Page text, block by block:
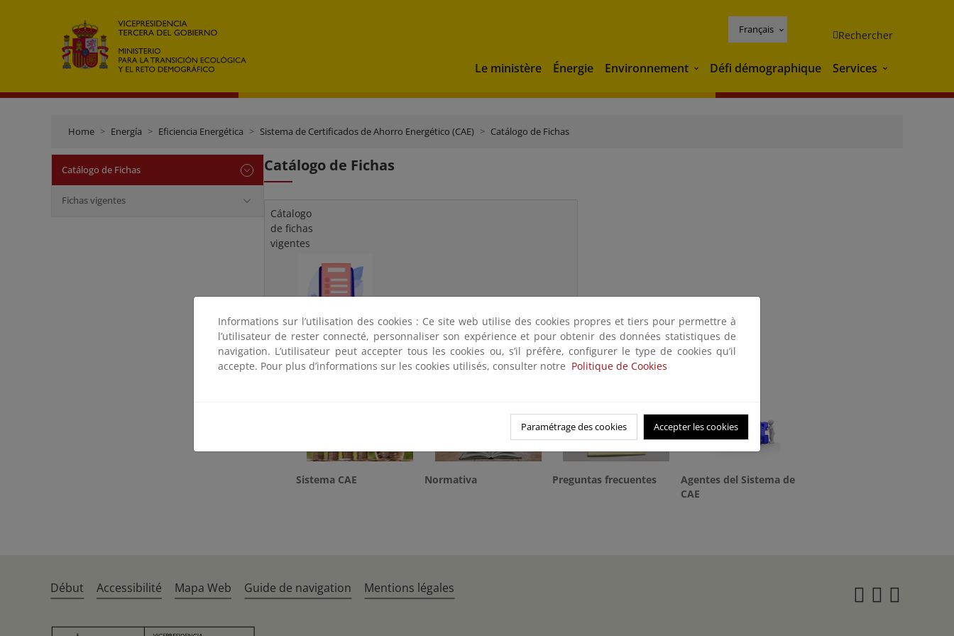
Français Rechercher
Le ministère Énergie Environnement Environnement
Défi démographique Services Services
Home Energía Eficiencia Energética Sistema de Certificados de Ahorro Energético (CAE) Catálogo de Fichas
Catálogo de Fichas
Fichas vigentes
Catálogo de Fichas
Cátalogo
de fichas
vigentes
Correo de contacto
Sistema CAE Normativa Preguntas frecuentes
Agentes del Sistema de
CAE
Informations sur l’utilisation des cookies : Ce site web utilise des cookies propres et tiers pour permettre à
l’utilisateur de rester connecté, personnaliser son expérience et pour obtenir des données statistiques de
navigation. L’utilisateur peut accepter tous les cookies ou, s’il préfère, configurer le type de cookies qu’il
accepte. Pour plus d’informations sur les cookies utilisés, consulter notre Politique de Cookies
Paramétrage des cookies Accepter les cookies
Début Accessibilité Mapa Web Guide de navigation Mentions légales Twitter